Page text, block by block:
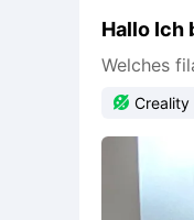
Hallo Ich
Welches
 Creality